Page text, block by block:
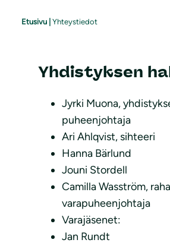
Etusivu Yhteystiedot
Yhdistyksen
Jyrki Muona,
puheenjohtaja
Ari Ahlqvist, sihteeri
Hanna Bärlund
Jouni Stordell
Camilla Wasström,
varapuheenjohtaja
Varajäsenet:
Jan Rundt